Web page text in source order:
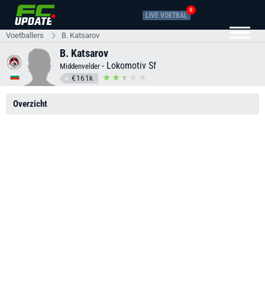
LIVE VOETBAL
8
Voetballers B. Katsarov
B. Katsarov
Middenvelder - Lokomotiv Sf
€161k
Overzicht